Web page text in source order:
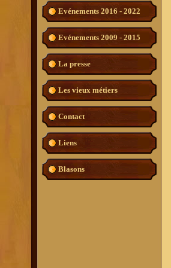
Evénements 2016 - 2022
Evénements 2009 - 2015
La presse
Les vieux métiers
Contact
Liens
Blasons